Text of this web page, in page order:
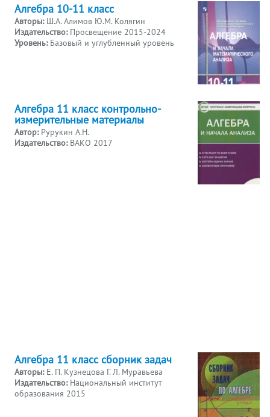
Алгебра 10-11 класс
Авторы: Ш.А. Алимов Ю.М. Колягин
Издательство: Просвещение 2015-2024
Уровень: Базовый и углубленный уровень
Алгебра 11 класс контрольно-
измерительные материалы
Автор: Рурукин А.Н.
Издательство: ВАКО 2017
Алгебра 11 класс сборник задач
Авторы: Е. П. Кузнецова Г. Л. Муравьева
Издательство: Национальный институт
образования 2015